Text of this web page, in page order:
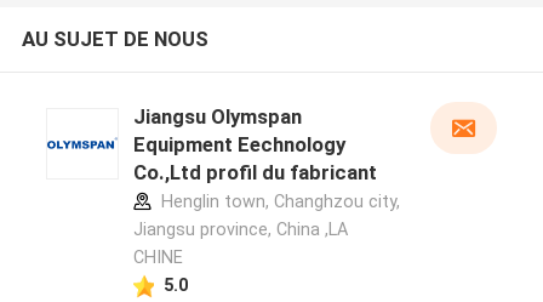
AU SUJET DE NOUS
Jiangsu Olymspan
Equipment Eechnology
Co.,Ltd profil du fabricant
Henglin town, Changhzou city,
Jiangsu province, China ,LA
CHINE
5.0